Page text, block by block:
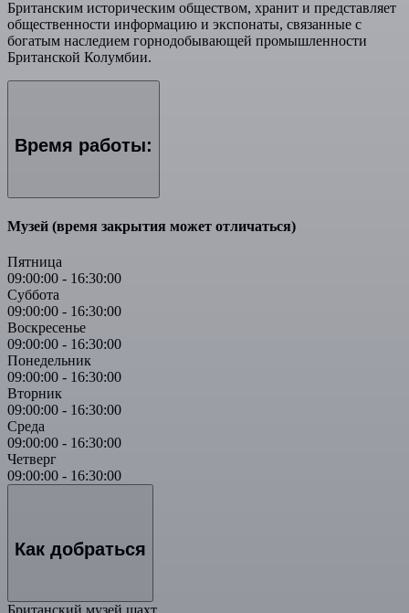
Британским историческим обществом, хранит и представляет
общественности информацию и экспонаты, связанные с
богатым наследием горнодобывающей промышленности
Британской Колумбии.
Время работы:
Музей (время закрытия может отличаться)
Пятница
09:00:00 - 16:30:00
Суббота
09:00:00 - 16:30:00
Воскресенье
09:00:00 - 16:30:00
Понедельник
09:00:00 - 16:30:00
Вторник
09:00:00 - 16:30:00
Среда
09:00:00 - 16:30:00
Четверг
09:00:00 - 16:30:00
Как добраться